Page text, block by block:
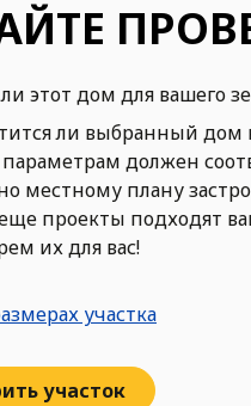
этот дом для вашего
ли выбранный дом
должен
местному плану
проекты подходят
их для вас!
участка
участок